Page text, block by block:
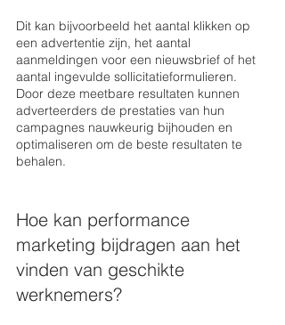
Dit kan bijvoorbeeld het aantal klikken op
een advertentie zijn, het aantal
aanmeldingen voor een nieuwsbrief of het
aantal ingevulde sollicitatieformulieren.
Door deze meetbare resultaten kunnen
adverteerders de prestaties van hun
campagnes nauwkeurig bijhouden en
optimaliseren om de beste resultaten te
behalen.
Hoe kan performance
marketing bijdragen aan het
vinden van geschikte
werknemers?